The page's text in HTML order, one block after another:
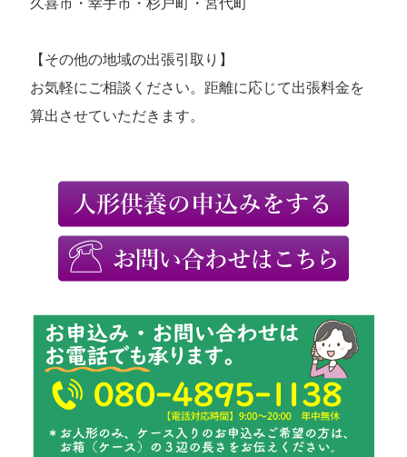
【その他の地域の出張引取り】
お気軽にご相談ください。距離に応じて出張料金を
算出させていただきます。